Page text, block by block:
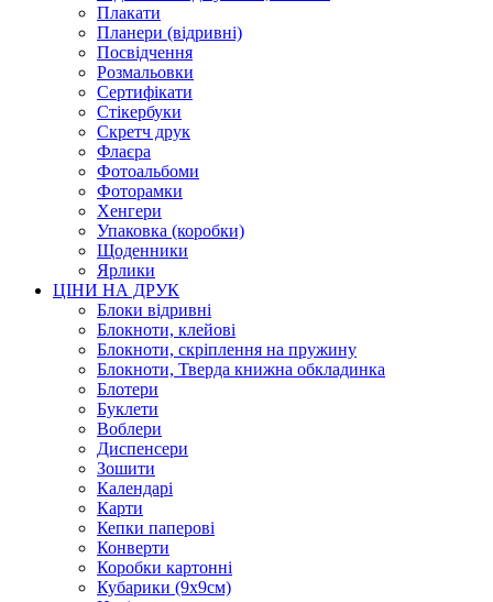
Плакати
Планери (відривні)
Посвідчення
Розмальовки
Сертифікати
Стікербуки
Скретч друк
Флаєра
Фотоальбоми
Фоторамки
Хенгери
Упаковка (коробки)
Щоденники
Ярлики
ЦІНИ НА ДРУК
Блоки відривні
Блокноти, клейові
Блокноти, скріплення на пружину
Блокноти, Тверда книжна обкладинка
Блотери
Буклети
Воблери
Диспенсери
Зошити
Календарі
Карти
Кепки паперові
Конверти
Коробки картонні
Кубарики (9х9см)